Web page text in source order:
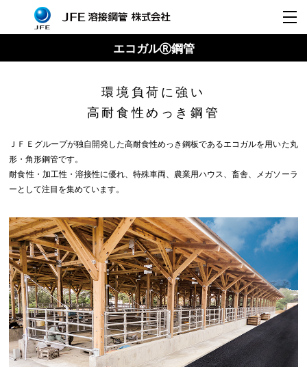
エコガル 鋼管
環境負荷に強い
高耐食性めっき鋼管
ＪＦＥグループが独自開発した高耐食性めっき鋼板であるエコガルを用いた丸
形・角形鋼管です。
耐食性・加工性・溶接性に優れ、特殊車両、農業用ハウス、畜舎、メガソーラ
ーとして注目を集めています。